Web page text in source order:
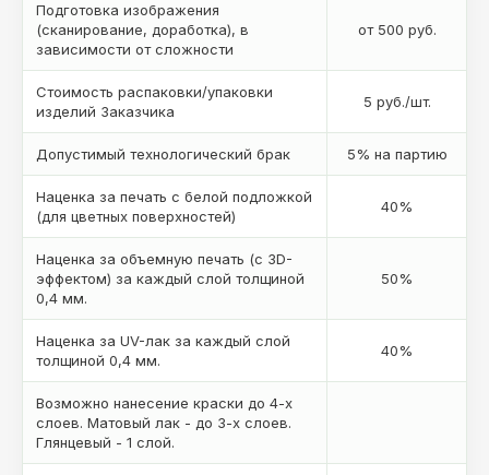
Подготовка изображения
(сканирование, доработка), в
зависимости от сложности
от 500 руб.
Стоимость распаковки/упаковки
изделий Заказчика
5 руб./шт.
Допустимый технологический брак 5% на партию
Наценка за печать с белой подложкой
(для цветных поверхностей)
40%
Наценка за объемную печать (с 3D-
эффектом) за каждый слой толщиной
0,4 мм.
50%
Наценка за UV-лак за каждый слой
толщиной 0,4 мм.
40%
Возможно нанесение краски до 4-х
слоев. Матовый лак - до 3-х слоев.
Глянцевый - 1 слой.